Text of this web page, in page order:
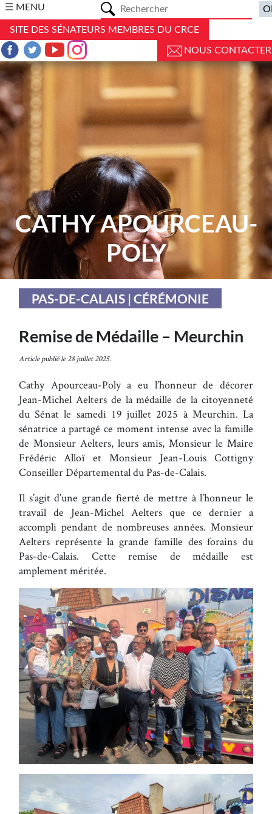
☰ MENU
SITE DES SÉNATEURS MEMBRES DU CRCE
NOUS CONTACTER
CATHY APOURCEAU-
POLY
PAS-DE-CALAIS | CÉRÉMONIE
Remise de Médaille – Meurchin
Article publié le 28 juillet 2025.
Cathy Apourceau-Poly a eu l’honneur de décorer
Jean-Michel Aelters de la médaille de la citoyenneté
du Sénat le samedi 19 juillet 2025 à Meurchin. La
sénatrice a partagé ce moment intense avec la famille
de Monsieur Aelters, leurs amis, Monsieur le Maire
Frédéric Alloï et Monsieur Jean-Louis Cottigny
Conseiller Départemental du Pas-de-Calais.
Il s’agit d’une grande fierté de mettre à l’honneur le
travail de Jean-Michel Aelters que ce dernier a
accompli pendant de nombreuses années. Monsieur
Aelters représente la grande famille des forains du
Pas-de-Calais. Cette remise de médaille est
amplement méritée.